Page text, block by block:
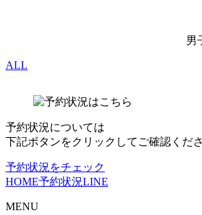
男
ALL
予約状況については
下記ボタンをクリックしてご確認くださ
予約状況をチェック
HOME予約状況LINE
MENU